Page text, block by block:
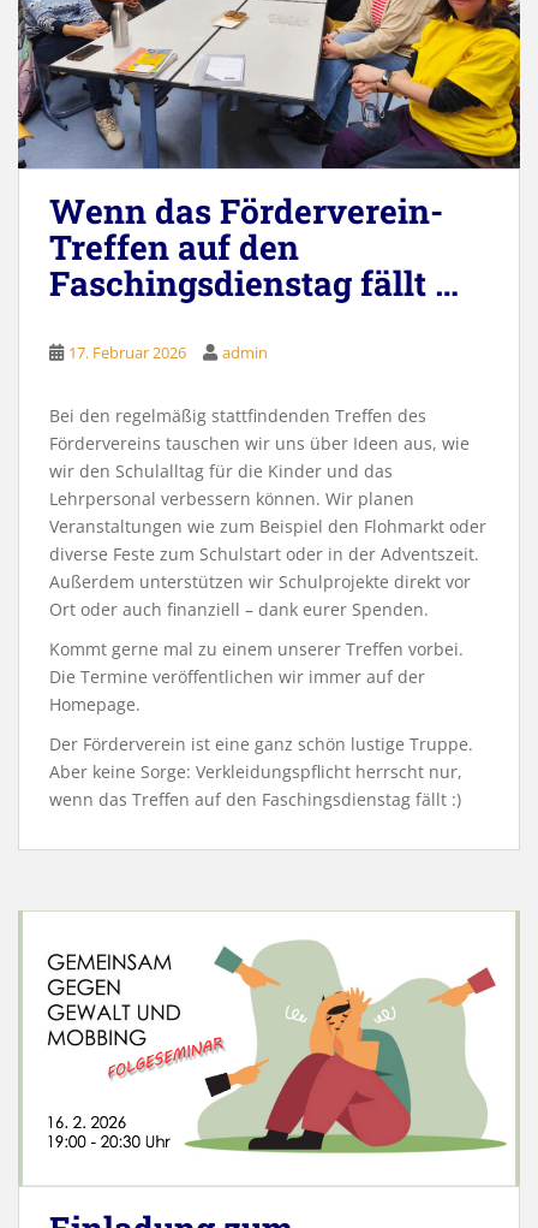
Wenn das Förderverein-
Treffen auf den
Faschingsdienstag fällt …
17. Februar 2026 admin
Bei den regelmäßig stattfindenden Treffen des
Fördervereins tauschen wir uns über Ideen aus, wie
wir den Schulalltag für die Kinder und das
Lehrpersonal verbessern können. Wir planen
Veranstaltungen wie zum Beispiel den Flohmarkt oder
diverse Feste zum Schulstart oder in der Adventszeit.
Außerdem unterstützen wir Schulprojekte direkt vor
Ort oder auch finanziell – dank eurer Spenden.
Kommt gerne mal zu einem unserer Treffen vorbei.
Die Termine veröffentlichen wir immer auf der
Homepage.
Der Förderverein ist eine ganz schön lustige Truppe.
Aber keine Sorge: Verkleidungspflicht herrscht nur,
wenn das Treffen auf den Faschingsdienstag fällt :)